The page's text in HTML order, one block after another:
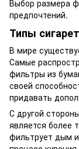
Выбор размера
предпочтений.
Типы
В мире
Самые
фильтры из
своей
придавать
С другой
является более
фильтрует дым